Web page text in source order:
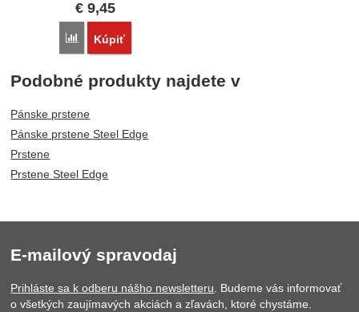
€ 9,45
Porovnať
Kúpiť
Podobné produkty najdete v
Pánske prstene
Pánske prstene Steel Edge
Prstene
Prstene Steel Edge
E-mailový spravodaj
Prihláste sa k odberu nášho newsletteru. Budeme vás informovať
o všetkých zaujímavých akciách a zľavách, ktoré chystáme.